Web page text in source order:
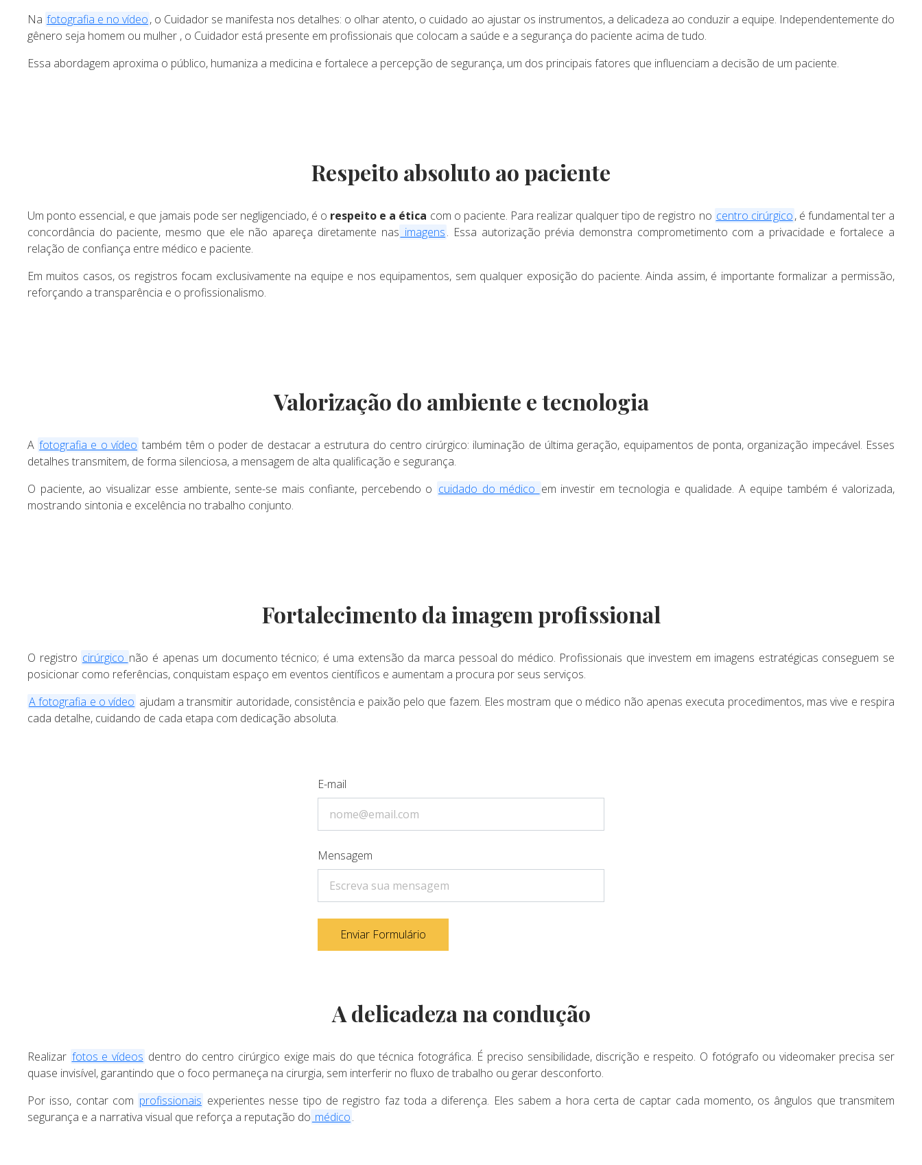
Na fotografia e no vídeo, o Cuidador se manifesta nos detalhes: o olhar atento, o cuidado ao ajustar os instrumentos, a delicadeza ao conduzir a equipe. Independentemente do
gênero seja homem ou mulher , o Cuidador está presente em profissionais que colocam a saúde e a segurança do paciente acima de tudo.
Essa abordagem aproxima o público, humaniza a medicina e fortalece a percepção de segurança, um dos principais fatores que influenciam a decisão de um paciente.
Respeito absoluto ao paciente
Um ponto essencial, e que jamais pode ser negligenciado, é o respeito e a ética com o paciente. Para realizar qualquer tipo de registro no centro cirúrgico, é fundamental ter a
concordância do paciente, mesmo que ele não apareça diretamente nas imagens. Essa autorização prévia demonstra comprometimento com a privacidade e fortalece a
relação de confiança entre médico e paciente.
Em muitos casos, os registros focam exclusivamente na equipe e nos equipamentos, sem qualquer exposição do paciente. Ainda assim, é importante formalizar a permissão,
reforçando a transparência e o profissionalismo.
Valorização do ambiente e tecnologia
A fotografia e o vídeo também têm o poder de destacar a estrutura do centro cirúrgico: iluminação de última geração, equipamentos de ponta, organização impecável. Esses
detalhes transmitem, de forma silenciosa, a mensagem de alta qualificação e segurança.
O paciente, ao visualizar esse ambiente, sente-se mais confiante, percebendo o cuidado do médico em investir em tecnologia e qualidade. A equipe também é valorizada,
mostrando sintonia e excelência no trabalho conjunto.
Fortalecimento da imagem profissional
O registro cirúrgico não é apenas um documento técnico; é uma extensão da marca pessoal do médico. Profissionais que investem em imagens estratégicas conseguem se
posicionar como referências, conquistam espaço em eventos científicos e aumentam a procura por seus serviços.
A fotografia e o vídeo ajudam a transmitir autoridade, consistência e paixão pelo que fazem. Eles mostram que o médico não apenas executa procedimentos, mas vive e respira
cada detalhe, cuidando de cada etapa com dedicação absoluta.
E-mail
Mensagem
Enviar Formulário
A delicadeza na condução
Realizar fotos e vídeos dentro do centro cirúrgico exige mais do que técnica fotográfica. É preciso sensibilidade, discrição e respeito. O fotógrafo ou videomaker precisa ser
quase invisível, garantindo que o foco permaneça na cirurgia, sem interferir no fluxo de trabalho ou gerar desconforto.
Por isso, contar com profissionais experientes nesse tipo de registro faz toda a diferença. Eles sabem a hora certa de captar cada momento, os ângulos que transmitem
segurança e a narrativa visual que reforça a reputação do médico.